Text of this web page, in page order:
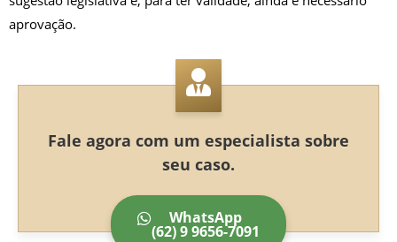
aprovação.
Fale agora com um especialista sobre
seu caso.
WhatsApp
(62) 9 9656-7091